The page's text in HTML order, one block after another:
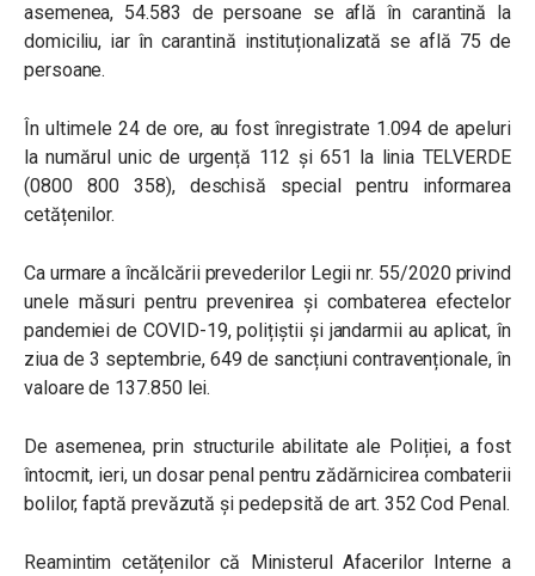
asemenea, 54.583 de persoane se află în carantină la
domiciliu, iar în carantină instituționalizată se află 75 de
persoane.
În ultimele 24 de ore, au fost înregistrate 1.094 de apeluri
la numărul unic de urgență 112 și 651 la linia TELVERDE
(0800 800 358), deschisă special pentru informarea
cetățenilor.
Ca urmare a încălcării prevederilor Legii nr. 55/2020 privind
unele măsuri pentru prevenirea și combaterea efectelor
pandemiei de COVID-19, polițiștii și jandarmii au aplicat, în
ziua de 3 septembrie, 649 de sancțiuni contravenționale, în
valoare de 137.850 lei.
De asemenea, prin structurile abilitate ale Poliției, a fost
întocmit, ieri, un dosar penal pentru zădărnicirea combaterii
bolilor, faptă prevăzută și pedepsită de art. 352 Cod Penal.
Reamintim cetățenilor că Ministerul Afacerilor Interne a